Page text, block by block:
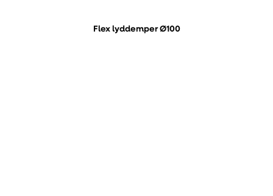
Flex lyddemper Ø100